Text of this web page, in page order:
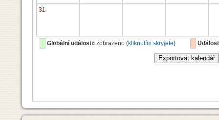
31
Globální události: zobrazeno (kliknutím skryjete)